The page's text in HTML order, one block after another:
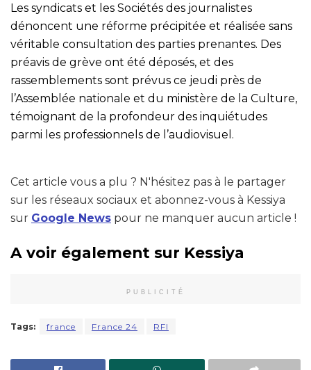
Les syndicats et les Sociétés des journalistes
dénoncent une réforme précipitée et réalisée sans
véritable consultation des parties prenantes. Des
préavis de grève ont été déposés, et des
rassemblements sont prévus ce jeudi près de
l’Assemblée nationale et du ministère de la Culture,
témoignant de la profondeur des inquiétudes
parmi les professionnels de l’audiovisuel.
Cet article vous a plu ? N'hésitez pas à le partager
sur les réseaux sociaux et abonnez-vous à Kessiya
sur Google News pour ne manquer aucun article !
A voir également sur Kessiya
PUBLICITÉ
Tags: france France 24 RFI